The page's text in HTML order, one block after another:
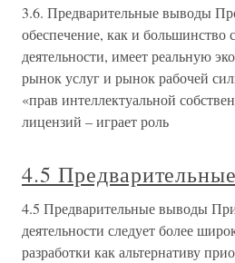
3.6. Предварительные выводы
обеспечение, как и большинство
деятельности, имеет реальную
рынок услуг и рынок рабочей
«прав интеллектуальной
лицензий – играет роль
4.5
4.5 Предварительные выводы
деятельности следует более
разработки как альтернативу